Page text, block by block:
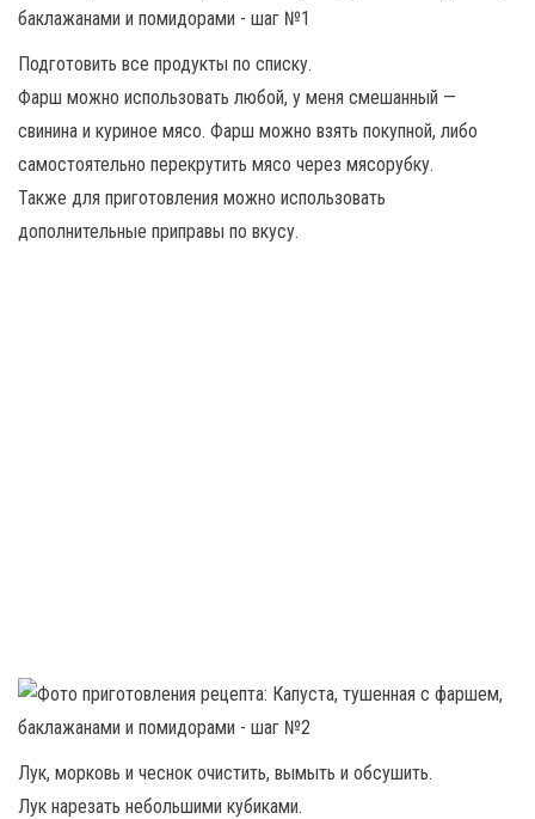
Подготовить все продукты по списку.
Фарш можно использовать любой, у меня смешанный —
свинина и куриное мясо. Фарш можно взять покупной, либо
самостоятельно перекрутить мясо через мясорубку.
Также для приготовления можно использовать
дополнительные приправы по вкусу.
Лук, морковь и чеснок очистить, вымыть и обсушить.
Лук нарезать небольшими кубиками.